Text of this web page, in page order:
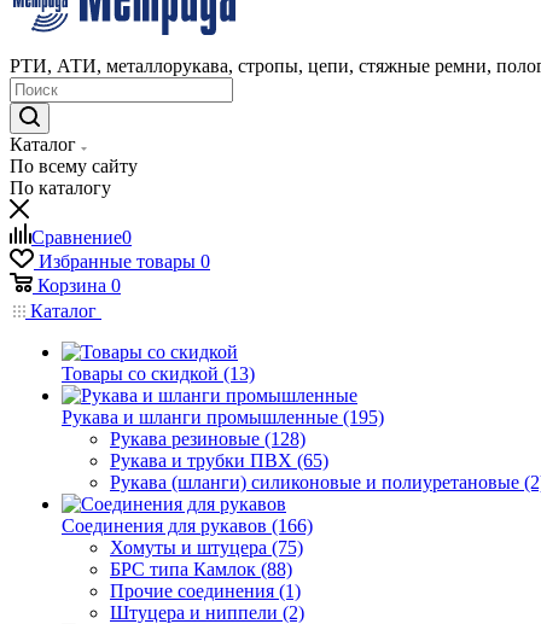
РТИ, АТИ, металлорукава, стропы, цепи, стяжные ремни,
Каталог
По всему сайту
По каталогу
Сравнение0
Избранные товары 0
Корзина 0
Каталог
Товары со скидкой (13)
Рукава и шланги промышленные (195)
Рукава резиновые (128)
Рукава и трубки ПВХ (65)
Рукава (шланги) силиконовые и полиуретановые
Соединения для рукавов (166)
Хомуты и штуцера (75)
БРС типа Камлок (88)
Прочие соединения (1)
Штуцера и ниппели (2)